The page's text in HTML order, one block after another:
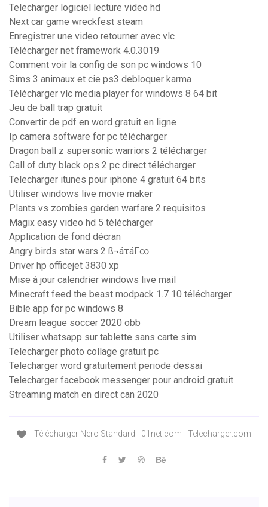
Telecharger logiciel lecture video hd
Next car game wreckfest steam
Enregistrer une video retourner avec vlc
Télécharger net framework 4.0.3019
Comment voir la config de son pc windows 10
Sims 3 animaux et cie ps3 debloquer karma
Télécharger vlc media player for windows 8 64 bit
Jeu de ball trap gratuit
Convertir de pdf en word gratuit en ligne
Ip camera software for pc télécharger
Dragon ball z supersonic warriors 2 télécharger
Call of duty black ops 2 pc direct télécharger
Telecharger itunes pour iphone 4 gratuit 64 bits
Utiliser windows live movie maker
Plants vs zombies garden warfare 2 requisitos
Magix easy video hd 5 télécharger
Application de fond décran
Angry birds star wars 2 ß¬áτáΓ∞
Driver hp officejet 3830 xp
Mise à jour calendrier windows live mail
Minecraft feed the beast modpack 1.7 10 télécharger
Bible app for pc windows 8
Dream league soccer 2020 obb
Utiliser whatsapp sur tablette sans carte sim
Telecharger photo collage gratuit pc
Telecharger word gratuitement periode dessai
Telecharger facebook messenger pour android gratuit
Streaming match en direct can 2020
Télécharger Nero Standard - 01net.com - Telecharger.com